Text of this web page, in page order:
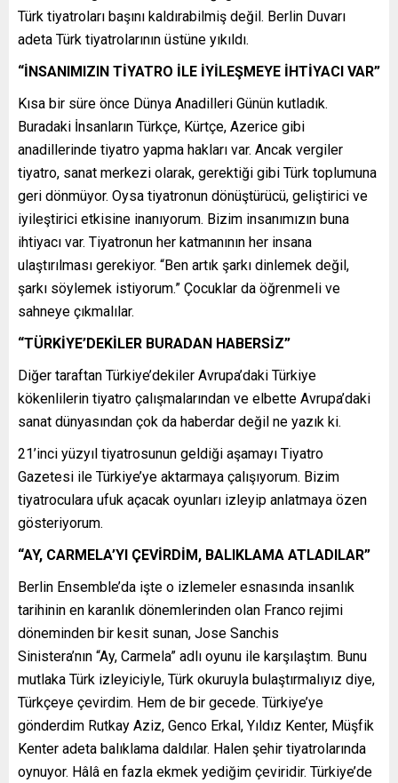
Türk tiyatroları başını kaldırabilmiş değil. Berlin Duvarı
adeta Türk tiyatrolarının üstüne yıkıldı.
“İNSANIMIZIN TİYATRO İLE İYİLEŞMEYE İHTİYACI VAR”
Kısa bir süre önce Dünya Anadilleri Günün kutladık.
Buradaki İnsanların Türkçe, Kürtçe, Azerice gibi
anadillerinde tiyatro yapma hakları var. Ancak vergiler
tiyatro, sanat merkezi olarak, gerektiği gibi Türk toplumuna
geri dönmüyor. Oysa tiyatronun dönüştürücü, geliştirici ve
iyileştirici etkisine inanıyorum. Bizim insanımızın buna
ihtiyacı var. Tiyatronun her katmanının her insana
ulaştırılması gerekiyor. “Ben artık şarkı dinlemek değil,
şarkı söylemek istiyorum.” Çocuklar da öğrenmeli ve
sahneye çıkmalılar.
“TÜRKİYE’DEKİLER BURADAN HABERSİZ”
Diğer taraftan Türkiye’dekiler Avrupa’daki Türkiye
kökenlilerin tiyatro çalışmalarından ve elbette Avrupa’daki
sanat dünyasından çok da haberdar değil ne yazık ki.
21’inci yüzyıl tiyatrosunun geldiği aşamayı Tiyatro
Gazetesi ile Türkiye’ye aktarmaya çalışıyorum. Bizim
tiyatroculara ufuk açacak oyunları izleyip anlatmaya özen
gösteriyorum.
“AY, CARMELA’YI ÇEVİRDİM, BALIKLAMA ATLADILAR”
Berlin Ensemble’da işte o izlemeler esnasında insanlık
tarihinin en karanlık dönemlerinden olan Franco rejimi
döneminden bir kesit sunan, Jose Sanchis
Sinistera’nın “Ay, Carmela” adlı oyunu ile karşılaştım. Bunu
mutlaka Türk izleyiciyle, Türk okuruyla bulaştırmalıyız diye,
Türkçeye çevirdim. Hem de bir gecede. Türkiye’ye
gönderdim Rutkay Aziz, Genco Erkal, Yıldız Kenter, Müşfik
Kenter adeta balıklama daldılar. Halen şehir tiyatrolarında
oynuyor. Hâlâ en fazla ekmek yediğim çeviridir. Türkiye’de